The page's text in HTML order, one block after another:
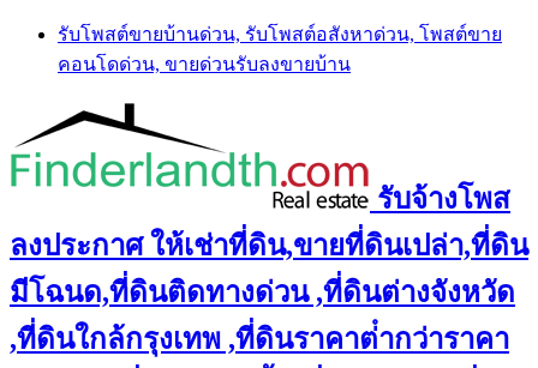
Skip
content
รับโพสต์ขายบ้านด่วน, รับโพสต์อสังหาด่วน, โพสต์ขาย
คอนโดด่วน, ขายด่วนรับลงขายบ้าน
รับจ้างโพส
ลงประกาศ ให้เช่าที่ดิน,ขายที่ดินเปล่า,ที่ดิน
มีโฉนด,ที่ดินติดทางด่วน ,ที่ดินต่างจังหวัด
,ที่ดินใกล้กรุงเทพ ,ที่ดินราคาต่ํากว่าราคา